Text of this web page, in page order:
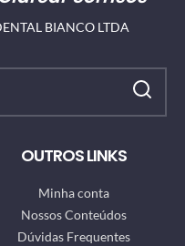
BIANCO LTDA
OUTROS LINKS
Minha conta
Nossos Conteúdos
Dúvidas Frequentes